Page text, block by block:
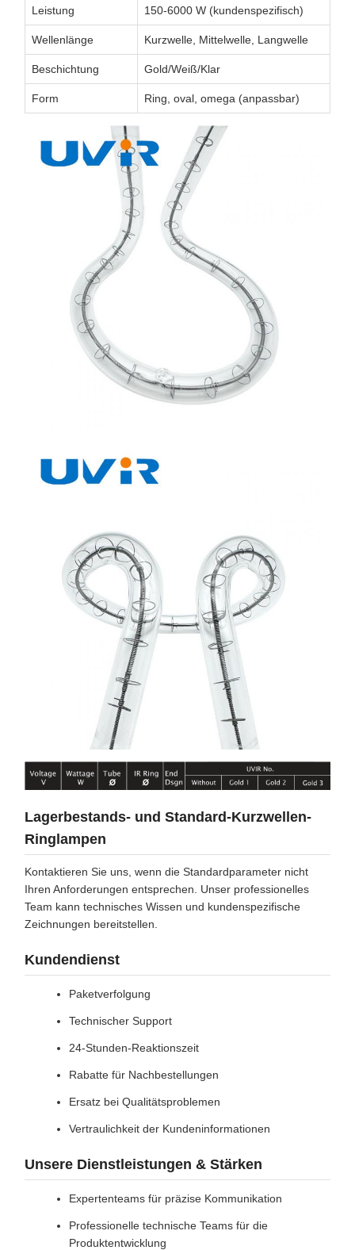
Leistung 150-6000 W (kundenspezifisch)
Wellenlänge Kurzwelle, Mittelwelle, Langwelle
Beschichtung Gold/Weiß/Klar
Form Ring, oval, omega (anpassbar)
Lagerbestands- und Standard-Kurzwellen-
Ringlampen
Kontaktieren Sie uns, wenn die Standardparameter nicht
Ihren Anforderungen entsprechen. Unser professionelles
Team kann technisches Wissen und kundenspezifische
Zeichnungen bereitstellen.
Kundendienst
Paketverfolgung
Technischer Support
24-Stunden-Reaktionszeit
Rabatte für Nachbestellungen
Ersatz bei Qualitätsproblemen
Vertraulichkeit der Kundeninformationen
Unsere Dienstleistungen & Stärken
Expertenteams für präzise Kommunikation
Professionelle technische Teams für die
Produktentwicklung